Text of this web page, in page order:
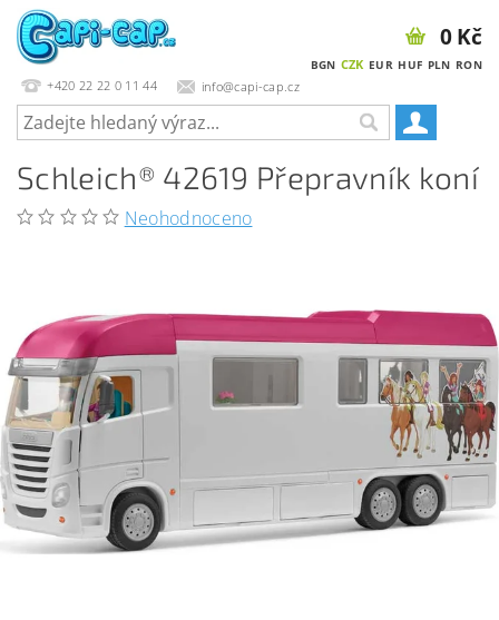
+420 22 22 0 11 44 info@capi-cap.cz
BGN CZK EUR HUF PLN RON
0 Kč
Schleich® 42619 Přepravník koní
Neohodnoceno